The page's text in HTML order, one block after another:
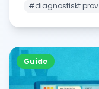
#diagnostiskt prov
Guide